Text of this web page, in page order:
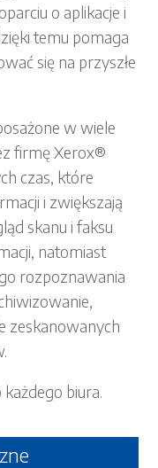
o aplikacje i
temu pomaga
się na przyszłe
w wiele
firmę Xerox®
czas, które
i zwiększają
skanu i faksu
natomiast
rozpoznawania
zeskanowanych
biura.